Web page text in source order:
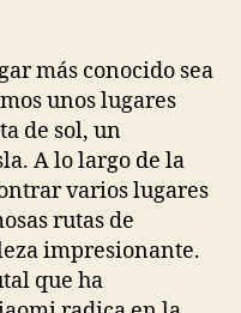
más conocido sea
unos lugares
de sol, un
A lo largo de la
varios lugares
rutas de
impresionante.
que ha